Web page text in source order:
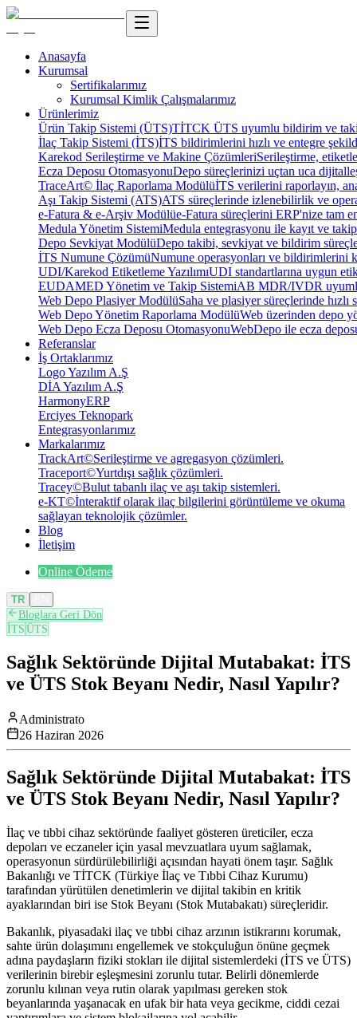
Anasayfa
Kurumsal
Sertifikalarımız
Kurumsal Kimlik Çalışmalarımız
Ürünlerimiz
Ürün Takip Sistemi (ÜTS)TİTCK ÜTS uyumlu bildirim ve
İlaç Takip Sistemi (İTS)İTS bildirimlerini hızlı ve entegre
Karekod Serileştirme ve Makine ÇözümleriSerileştirme,
Ecza Deposu OtomasyonuDepo süreçlerinizi uçtan uca
TraceArt© İlaç Raporlama ModülüİTS verilerini raporlayın,
Aşı Takip Sistemi (ATS)ATS süreçlerinde izlenebilirlik ve
e-Fatura & e-Arşiv Modülüe-Fatura süreçlerini ERP'nize tam
Medula Yönetim SistemiMedula entegrasyonu ile kayıt ve
Depo Sevkiyat ModülüDepo takibi, sevkiyat ve bildirim
İTS Numune ÇözümüNumune operasyonları ve bildirimlerini
UDI/Karekod Etiketleme YazılımıUDI standartlarına uygun
EUDAMED Yönetim ve Takip SistemiAB MDR/IVDR
Web Depo Plasiyer ModülüSaha ve plasiyer süreçlerinde hızlı
Web Depo Yönetim Raporlama ModülüWeb üzerinden depo
Web Depo Ecza Deposu OtomasyonuWebDepo ile ecza
Referanslar
İş Ortaklarımız
Logo Yazılım A.Ş
DİA Yazılım A.Ş
HarmonyERP
Erciyes Teknopark
Entegrasyonlarımız
Markalarımız
TrackArt©Serileştirme ve agregasyon çözümleri.
Traceport©Yurtdışı sağlık çözümleri.
Tracey©Bulut tabanlı ilaç ve aşı takip sistemleri.
e-KT©İnteraktif olarak ilaç bilgilerini görüntüleme ve okuma
sağlayan teknolojik çözümler.
Blog
İletişim
Online Ödeme
TR
Bloglara Geri Dön
İTS ÜTS
Sağlık Sektöründe Dijital Mutabakat: İTS
ve ÜTS Stok Beyanı Nedir, Nasıl Yapılır?
Administrato
26 Haziran 2026
Sağlık Sektöründe Dijital Mutabakat: İTS
ve ÜTS Stok Beyanı Nedir, Nasıl Yapılır?
İlaç ve tıbbi cihaz sektöründe faaliyet gösteren üreticiler, ecza
depoları ve eczaneler için yasal mevzuatlara uyum sağlamak,
operasyonun sürdürülebilirliği açısından hayati önem taşır. Sağlık
Bakanlığı ve TİTCK (Türkiye İlaç ve Tıbbi Cihaz Kurumu)
tarafından yürütülen denetimlerin ve dijital takibin en kritik
ayaklarından biri ise Stok Beyanı (Stok Mutabakatı) süreçleridir.
Bakanlık, piyasadaki ilaç ve tıbbi cihaz arzının istikrarını korumak,
sahte ürün dolaşımını engellemek ve stokçuluğun önüne geçmek
adına paydaşların fiziki stokları ile dijital sistemlerdeki (İTS ve ÜTS)
verilerinin birebir eşleşmesini zorunlu tutar. Belirli dönemlerde
zorunlu kılınan veya rutin olarak yapılması gereken stok
beyanlarında yaşanacak en ufak bir hata veya gecikme, ciddi cezai